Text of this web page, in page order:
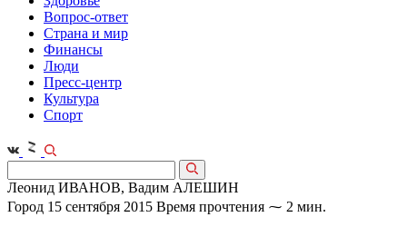
Вопрос-ответ
Страна и мир
Финансы
Люди
Пресс-центр
Культура
Спорт
Леонид ИВАНОВ, Вадим АЛЕШИН
Город 15 сентября 2015 Время прочтения ⁓ 2 мин.